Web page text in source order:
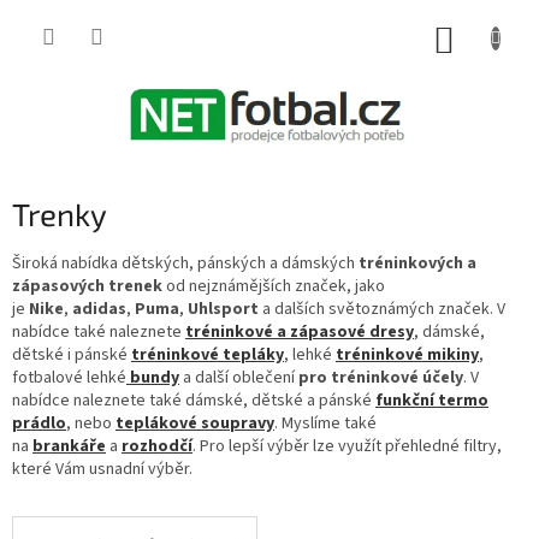
Trenky
Široká nabídka dětských, pánských a dámských tréninkových a
zápasových trenekod nejznámějších značek, jako
je Nike, adidas, Puma, Uhlsport a dalších světoznámých značek. V
nabídce také naleznete tréninkové a zápasové dresy, dámské,
dětské i pánské tréninkové tepláky, lehké tréninkové mikiny,
fotbalové lehké bundy a další oblečenípro tréninkové účely. V
nabídce naleznete také dámské, dětské a pánské funkční termo
prádlo, nebo teplákové soupravy. Myslíme také
na brankáře a rozhodčí. Pro lepší výběr lze využít přehledné filtry,
které Vám usnadní výběr.